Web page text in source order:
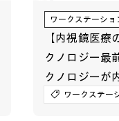
ワークステーショ
【内視鏡医療
クノロジー最
クノロジーが
上，均てん化
ワークステー